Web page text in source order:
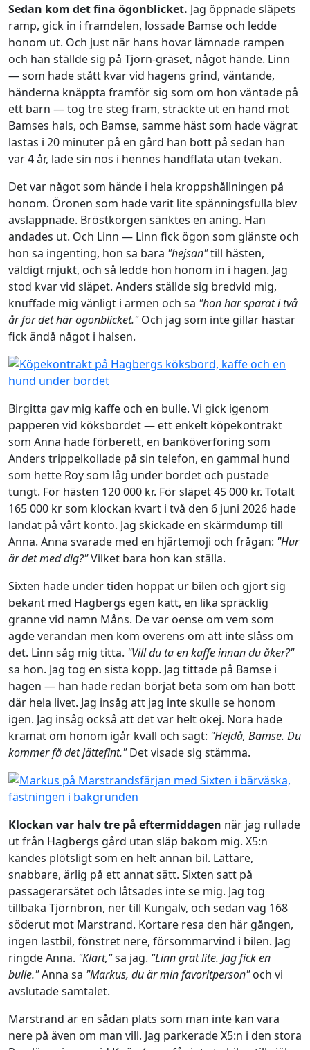
Sedan kom det fina ögonblicket. Jag öppnade släpets
ramp, gick in i framdelen, lossade Bamse och ledde
honom ut. Och just när hans hovar lämnade rampen
och han ställde sig på Tjörn-gräset, något hände. Linn
— som hade stått kvar vid hagens grind, väntande,
händerna knäppta framför sig som om hon väntade på
ett barn — tog tre steg fram, sträckte ut en hand mot
Bamses hals, och Bamse, samme häst som hade vägrat
lastas i 20 minuter på en gård han bott på sedan han
var 4 år, lade sin nos i hennes handflata utan tvekan.
Det var något som hände i hela kroppshållningen på
honom. Öronen som hade varit lite spänningsfulla blev
avslappnade. Bröstkorgen sänktes en aning. Han
andades ut. Och Linn — Linn fick ögon som glänste och
hon sa ingenting, hon sa bara "hejsan"till hästen,
väldigt mjukt, och så ledde hon honom in i hagen. Jag
stod kvar vid släpet. Anders ställde sig bredvid mig,
knuffade mig vänligt i armen och sa "hon har sparat i två
år för det här ögonblicket."Och jag som inte gillar hästar
fick ändå något i halsen.
Birgitta gav mig kaffe och en bulle. Vi gick igenom
papperen vid köksbordet — ett enkelt köpekontrakt
som Anna hade förberett, en banköverföring som
Anders trippelkollade på sin telefon, en gammal hund
som hette Roy som låg under bordet och pustade
tungt. För hästen 120 000 kr. För släpet 45 000 kr. Totalt
165 000 kr som klockan kvart i två den 6 juni 2026 hade
landat på vårt konto. Jag skickade en skärmdump till
Anna. Anna svarade med en hjärtemoji och frågan: "Hur
är det med dig?"Vilket bara hon kan ställa.
Sixten hade under tiden hoppat ur bilen och gjort sig
bekant med Hagbergs egen katt, en lika spräcklig
granne vid namn Måns. De var oense om vem som
ägde verandan men kom överens om att inte slåss om
det. Linn såg mig titta. "Vill du ta en kaffe innan du åker?"
sa hon. Jag tog en sista kopp. Jag tittade på Bamse i
hagen — han hade redan börjat beta som om han bott
där hela livet. Jag insåg att jag inte skulle se honom
igen. Jag insåg också att det var helt okej. Nora hade
kramat om honom igår kväll och sagt: "Hejdå, Bamse. Du
kommer få det jättefint."Det visade sig stämma.
Klockan var halv tre på eftermiddagen när jag rullade
ut från Hagbergs gård utan släp bakom mig. X5:n
kändes plötsligt som en helt annan bil. Lättare,
snabbare, ärlig på ett annat sätt. Sixten satt på
passagerarsätet och låtsades inte se mig. Jag tog
tillbaka Tjörnbron, ner till Kungälv, och sedan väg 168
söderut mot Marstrand. Kortare resa den här gången,
ingen lastbil, fönstret nere, försommarvind i bilen. Jag
ringde Anna. "Klart,"sa jag. "Linn grät lite. Jag fick en
bulle."Anna sa "Markus, du är min favoritperson"och vi
avslutade samtalet.
Marstrand är en sådan plats som man inte kan vara
nere på även om man vill. Jag parkerade X5:n i den stora